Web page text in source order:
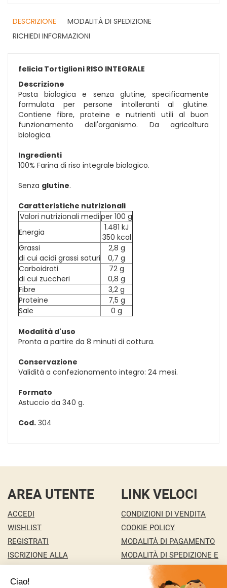
DESCRIZIONE
MODALITÀ DI SPEDIZIONE
RICHIEDI INFORMAZIONI
felicia Tortiglioni RISO INTEGRALE
Descrizione
Pasta biologica e senza glutine, specificamente
formulata per persone intolleranti al glutine.
Contiene fibre, proteine e nutrienti utili al buon
funzionamento dell'organismo. Da agricoltura
biologica.
Ingredienti
100% Farina di riso integrale biologico.
Senza glutine.
Caratteristiche nutrizionali
Valori nutrizionali medi per 100 g
Energia
1.481 kJ
350 kcal
Grassi
di cui acidi grassi saturi
2,8 g
0,7 g
Carboidrati
di cui zuccheri
72 g
0,8 g
Fibre
3,2 g
Proteine
7,5 g
Sale
0 g
Modalità d'uso
Pronta a partire da 8 minuti di cottura.
Conservazione
Validità a confezionamento integro: 24 mesi.
Formato
Astuccio da 340 g.
Cod. 304
AREA UTENTE
ACCEDI
WISHLIST
REGISTRATI
ISCRIZIONE ALLA
CONTATTI
LINK VELOCI
CONDIZIONI DI VENDITA
COOKIE POLICY
MODALITÀ DI PAGAMENTO
MODALITÀ DI SPEDIZIONE E
INFORMATIVA PRIVACY